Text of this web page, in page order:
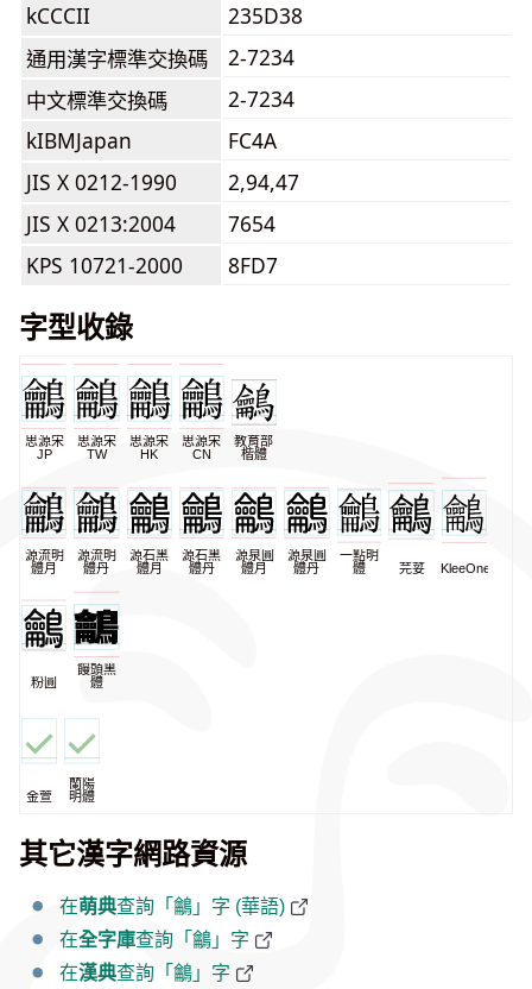
kCCCII
235D38
通用漢字標準交換碼
2-7234
中文標準交換碼
2-7234
kIBMJapan
FC4A
JIS X 0212-1990
2,94,47
JIS X 0213:2004
7654
KPS 10721-2000
8FD7
字型收錄
思源宋
JP
思源宋
TW
思源宋
HK
思源宋
CN
教育部
楷體
源流明
體月
源流明
體丹
源石黑
體月
源石黑
體丹
源泉圓
體月
源泉圓
體丹
一點明
體
芫荽 KleeOne
粉圓
饅頭黑
體
金萱
蘭陽
明體
其它漢字網路資源
在萌典查詢「鸙」字 (華語)
在全字庫查詢「鸙」字
在漢典查詢「鸙」字